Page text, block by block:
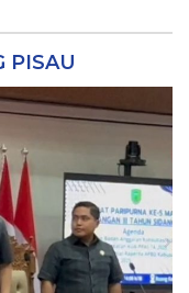
PISAU